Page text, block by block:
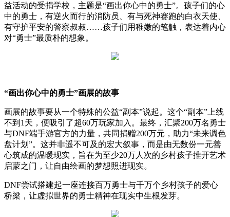
益活动的受捐学校，主题是“画出你心中的勇士”。孩子们的心
中的勇士，有逆火而行的消防员、有与死神赛跑的白衣天使、
有守护平安的警察叔叔……孩子们用稚嫩的笔触，表达着内心
对“勇士”最质朴的想象。
“画出你心中的勇士”画展的故事
画展的故事要从一个特殊的公益“副本”说起。这个“副本”上线
不到1天，便吸引了超60万玩家加入。最终，汇聚200万名勇士
与DNF端手游官方的力量，共同捐赠200万元，助力“未来调色
盘计划”。这并非遥不可及的宏大叙事，而是由无数份一元善
心筑成的温暖现实，旨在为至少20万人次的乡村孩子推开艺术
启蒙之门，让自由绘画的梦想照进现实。
DNF尝试搭建起一座连接百万勇士与千万个乡村孩子的爱心
桥梁，让虚拟世界的勇士精神在现实中生根发芽。